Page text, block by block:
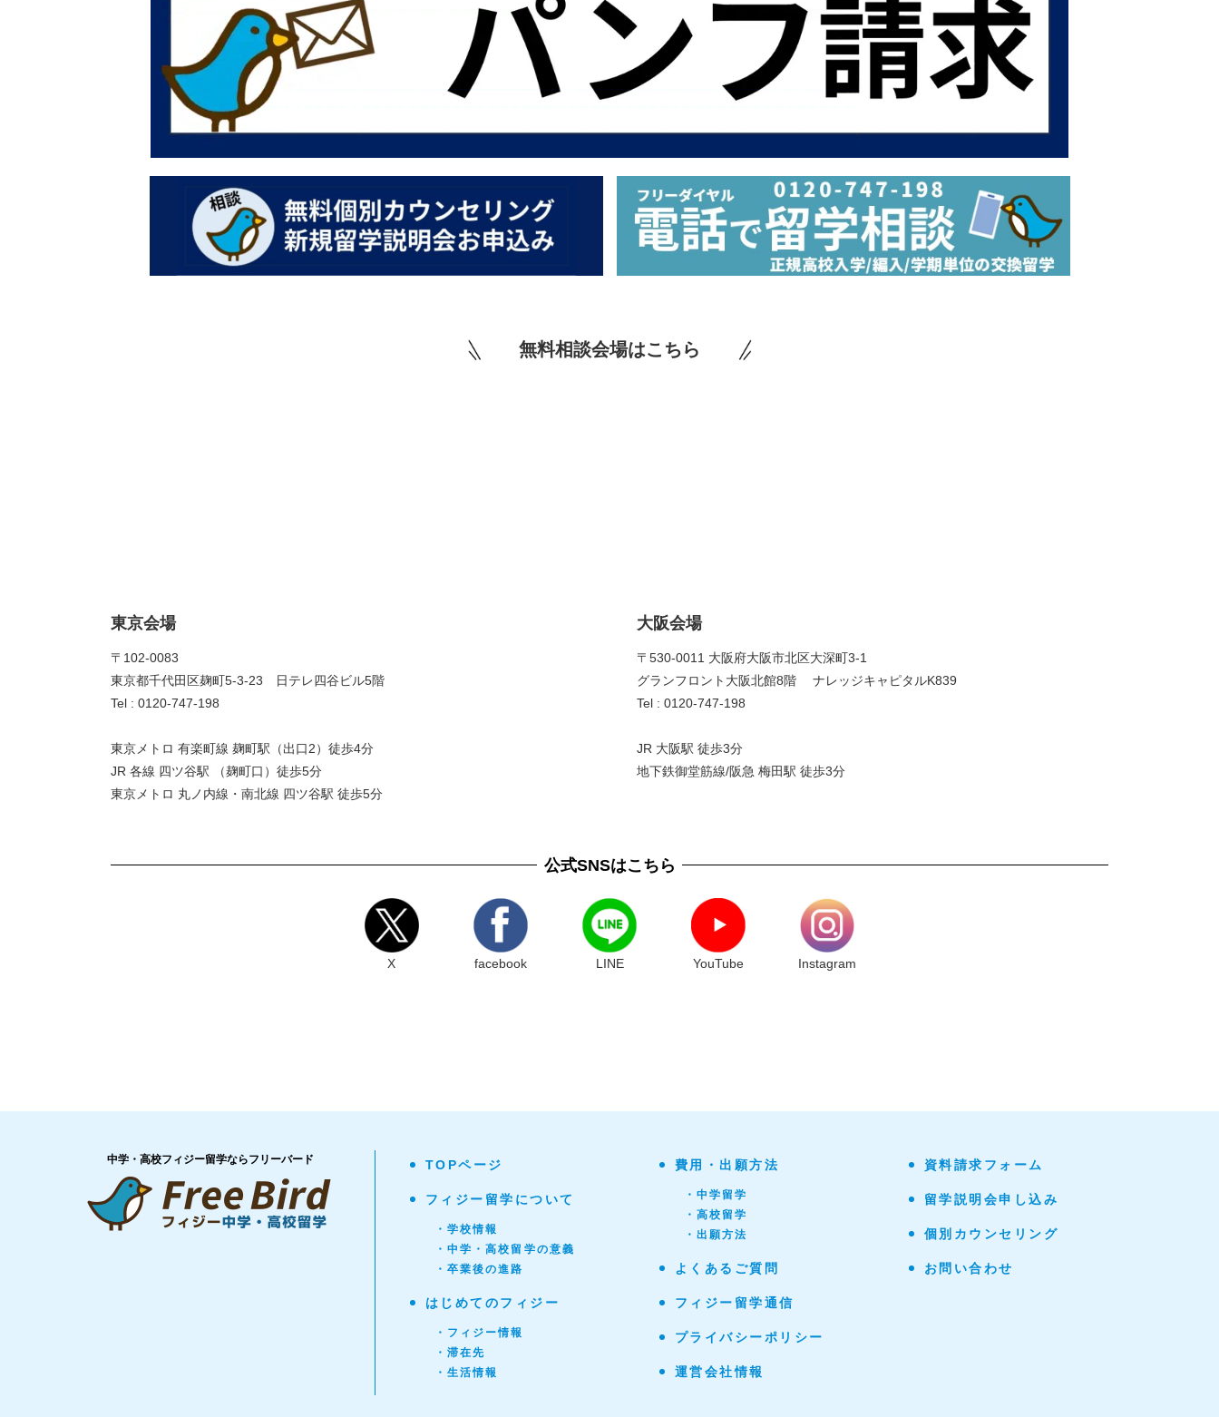
無料相談会場はこちら
東京会場
〒102-0083
東京都千代田区麹町5-3-23 日テレ四谷ビル5階
Tel : 0120-747-198
東京メトロ 有楽町線 麹町駅（出口2）徒歩4分
JR 各線 四ツ谷駅 （麹町口）徒歩5分
東京メトロ 丸ノ内線・南北線 四ツ谷駅 徒歩5分
大阪会場
〒530-0011 大阪府大阪市北区大深町3-1
グランフロント大阪北館8階 ナレッジキャピタルK839
Tel : 0120-747-198
JR 大阪駅 徒歩3分
地下鉄御堂筋線/阪急 梅田駅 徒歩3分
公式SNSはこちら
X facebook LINE YouTube Instagram
中学・高校フィジー留学ならフリーバード TOPページ
フィジー留学について
・学校情報
・中学・高校留学の意義
・卒業後の進路
はじめてのフィジー
・フィジー情報
・滞在先
・生活情報
費用・出願方法
・中学留学
・高校留学
・出願方法
よくあるご質問
フィジー留学通信
プライバシーポリシー
運営会社情報
資料請求フォーム
留学説明会申し込み
個別カウンセリング
お問い合わせ